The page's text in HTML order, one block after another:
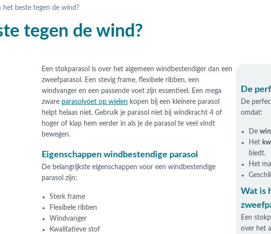
het beste tegen de wind?
tegen de wind?
Een stokparasol is over het algemeen windbestendiger dan een
zweefparasol. Een stevig frame, flexibele ribben, een
windvanger en een passende voet zijn essentieel. Een mega
zware parasolvoet op wielen kopen bij een kleinere parasol
helpt helaas niet. Gebruik je parasol niet bij windkracht 4 of
hoger of klap hem eerder in als je de parasol te veel vindt
bewegen.
Eigenschappen windbestendige parasol
De belangrijkste eigenschappen voor een windbestendige
parasol zijn:
Sterk frame
Flexibele ribben
Windvanger
Kwalitatieve stof
De
De
omdat:
De
Het
biedt.
Het
Wat is
Een
over het